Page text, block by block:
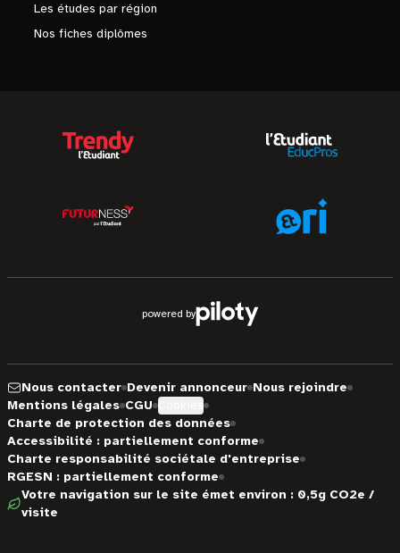
Les études par région
Nos fiches diplômes
powered by
Nous contacter Devenir annonceur Nous rejoindre
Mentions légales CGU
Charte de protection des données
Accessibilité : partiellement conforme
Charte responsabilité sociétale d'entreprise
RGESN : partiellement conforme
Votre navigation sur le site émet environ : 0,5g CO2e /
visite